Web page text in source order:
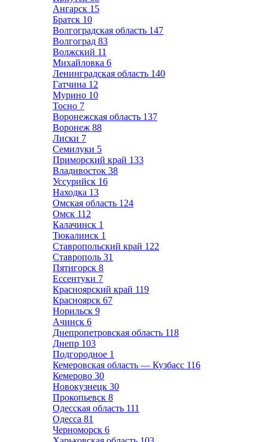
Ангарск 15
Братск 10
Волгоградская область 147
Волгоград 83
Волжский 11
Михайловка 6
Ленинградская область 140
Гатчина 12
Мурино 10
Тосно 7
Воронежская область 137
Воронеж 88
Лиски 7
Семилуки 5
Приморский край 133
Владивосток 38
Уссурийск 16
Находка 13
Омская область 124
Омск 112
Калачинск 1
Тюкалинск 1
Ставропольский край 122
Ставрополь 31
Пятигорск 8
Ессентуки 7
Красноярский край 119
Красноярск 67
Норильск 9
Ачинск 6
Днепропетровская область 118
Днепр 103
Подгородное 1
Кемеровская область — Кузбасс 116
Кемерово 30
Новокузнецк 30
Прокопьевск 8
Одесская область 111
Одесса 81
Черноморск 6